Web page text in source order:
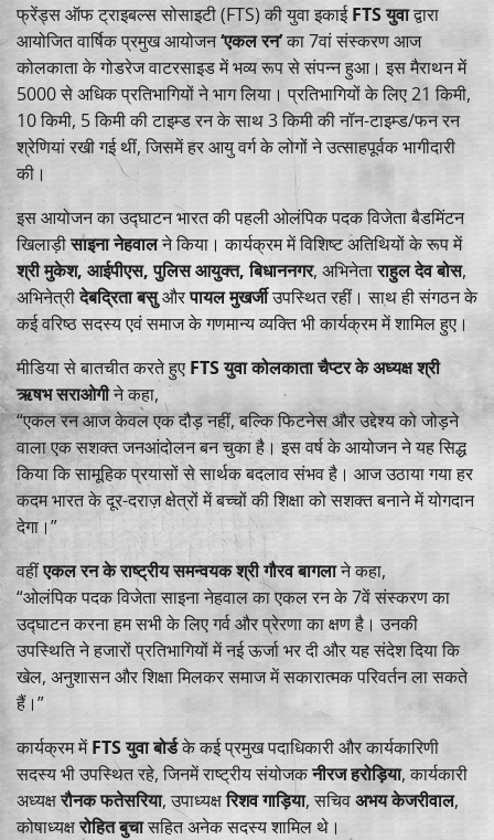
फ्रेंड्स ऑफ ट्राइबल्स सोसाइटी (FTS) की युवा इकाईFTS युवाद्वारा
आयोजित वार्षिक प्रमुख आयोजन‘एकल रन’का 7वां संस्करण आज
कोलकाता के गोडरेज वाटरसाइड में भव्य रूप से संपन्न हुआ। इस मैराथन में
5000 से अधिक प्रतिभागियों ने भाग लिया। प्रतिभागियों के लिए 21 किमी,
10 किमी, 5 किमी की टाइम्ड रन के साथ 3 किमी की नॉन-टाइम्ड/फन रन
श्रेणियां रखी गई थीं, जिसमें हर आयु वर्ग के लोगों ने उत्साहपूर्वक भागीदारी
की।
इस आयोजन का उद्घाटन भारत की पहली ओलंपिक पदक विजेता बैडमिंटन
खिलाड़ीसाइना नेहवालने किया। कार्यक्रम में विशिष्ट अतिथियों के रूप में
श्री मुकेश, आईपीएस, पुलिस आयुक्त, बिधाननगर, अभिनेताराहुल देव बोस,
अभिनेत्रीदेबद्रिता बसुऔरपायल मुखर्जीउपस्थित रहीं। साथ ही संगठन के
कई वरिष्ठ सदस्य एवं समाज के गणमान्य व्यक्ति भी कार्यक्रम में शामिल हुए।
मीडिया से बातचीत करते हुए FTS युवा कोलकाता चैप्टर के अध्यक्ष श्री
ऋषभ सराओगीने कहा,
“एकल रन आज केवल एक दौड़ नहीं, बल्कि फिटनेस और उद्देश्य को जोड़ने
वाला एक सशक्त जनआंदोलन बन चुका है। इस वर्ष के आयोजन ने यह सिद्ध
किया कि सामूहिक प्रयासों से सार्थक बदलाव संभव है। आज उठाया गया हर
कदम भारत के दूर-दराज़ क्षेत्रों में बच्चों की शिक्षा को सशक्त बनाने में योगदान
देगा।”
वहींएकल रन के राष्ट्रीय समन्वयक श्री गौरव बागलाने कहा,
“ओलंपिक पदक विजेता साइना नेहवाल का एकल रन के 7वें संस्करण का
उद्घाटन करना हम सभी के लिए गर्व और प्रेरणा का क्षण है। उनकी
उपस्थिति ने हजारों प्रतिभागियों में नई ऊर्जा भर दी और यह संदेश दिया कि
खेल, अनुशासन और शिक्षा मिलकर समाज में सकारात्मक परिवर्तन ला सकते
हैं।”
कार्यक्रम मेंFTS युवा बोर्डके कई प्रमुख पदाधिकारी और कार्यकारिणी
सदस्य भी उपस्थित रहे, जिनमें राष्ट्रीय संयोजकनीरज हरोड़िया, कार्यकारी
अध्यक्षरौनक फतेसरिया, उपाध्यक्षरिशव गाड़िया, सचिवअभय केजरीवाल,
कोषाध्यक्षरोहित बुचासहित अनेक सदस्य शामिल थे।